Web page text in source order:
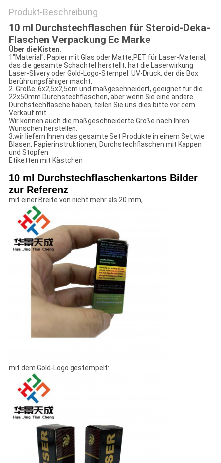
Produkt-Beschreibung
10 ml Durchstechflaschen für Steroid-Deka-
Flaschen Verpackung Ec Marke
Über die Kisten.
1"Material": Papier mit Glas oder Matte,PET für Laser-Material,
das die gesamte Schachtel herstellt, hat die Laserwirkung
Laser-Slivery oder Gold-Logo-Stempel. UV-Druck, der die Box
berührungsfähiger macht.
2. Größe :6x2,5x2,5cm und maßgeschneidert, geeignet für die
22x50mm Durchstechflaschen, aber wenn Sie eine andere
Durchstechflasche haben, teilen Sie uns dies bitte vor dem
Verkauf mit
Wir können auch die maßgeschneiderte Größe nach Ihren
Wünschen herstellen.
3.wir liefern Ihnen das gesamte Set Produkte in einem Set,wie
Blasen, Papierinstruktionen, Durchstechflaschen mit Kappen
und Stopfen
Etiketten mit Kästchen
.
10 ml Durchstechflaschenkartons Bilder
zur Referenz
mit einer Breite von nicht mehr als 20 mm,
mit dem Gold-Logo gestempelt: